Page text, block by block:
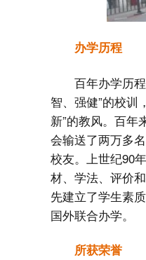
办学历程
百年办学历
智、强健”的校训
新”的教风。百年
会输送了两万多
校友。上世纪90
材、学法、评价
先建立了学生素
国外联合办学。
所获荣誉